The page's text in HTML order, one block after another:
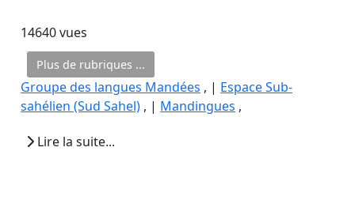
14640 vues
Plus de rubriques ...
Groupe des langues Mandées , | Espace Sub-
sahélien (Sud Sahel) , | Mandingues ,
Lire la suite...